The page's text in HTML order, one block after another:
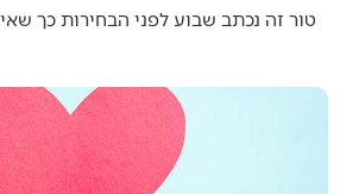
טור זה נכתב שבוע לפני הבחירות כך